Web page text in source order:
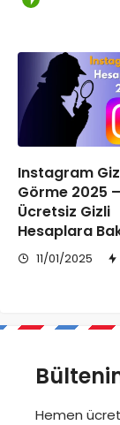
Instagram
Görme 2025 –
Ücretsiz Gizli
Hesaplara
11/01/2025
Hemen